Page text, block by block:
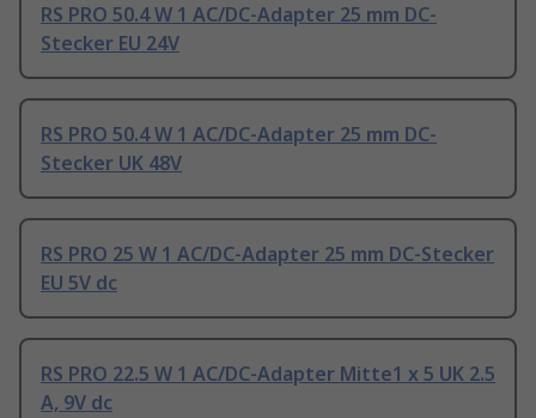
RS PRO 50.4 W 1 AC/DC-Adapter 25 mm DC-
Stecker EU 24V
RS PRO 50.4 W 1 AC/DC-Adapter 25 mm DC-
Stecker UK 48V
RS PRO 25 W 1 AC/DC-Adapter 25 mm DC-Stecker
EU 5V dc
RS PRO 22.5 W 1 AC/DC-Adapter Mitte1 x 5 UK 2.5
A, 9V dc